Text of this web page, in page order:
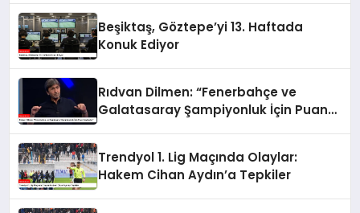
Beşiktaş, Göztepe’yi 13. Haftada
Konuk Ediyor
Rıdvan Dilmen: “Fenerbahçe ve
Galatasaray Şampiyonluk İçin Puan
Trendyol 1. Lig Maçında Olaylar:
Hakem Cihan Aydın’a Tepkiler